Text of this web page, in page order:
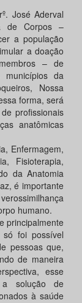
José Aderval
de Corpos –
a população
a doação
– de
municípios da
Nossa
forma, será
profissionais
anatômicas
Enfermagem,
Fisioterapia,
da Anatomia
é importante
humano.
principalmente
foi possível
pessoas que,
de maneira
esse
a solução de
à saúde